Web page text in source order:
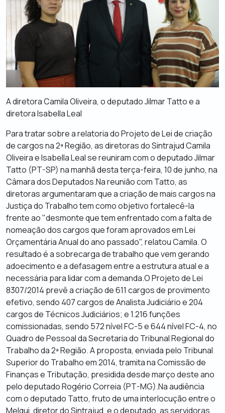
A diretora Camila Oliveira, o deputado Jilmar Tatto e a
diretora Isabella Leal
Para tratar sobre a relatoria do Projeto de Lei de criação
de cargos na 2ª Região, as diretoras do Sintrajud Camila
Oliveira e Isabella Leal se reuniram com o deputado Jilmar
Tatto (PT-SP) na manhã desta terça-feira, 10 de junho, na
Câmara dos Deputados.Na reunião com Tatto, as
diretoras argumentaram que a criação de mais cargos na
Justiça do Trabalho tem como objetivo fortalecê-la
frente ao "desmonte que tem enfrentado com a falta de
nomeação dos cargos que foram aprovados em Lei
Orçamentária Anual do ano passado", relatou Camila. O
resultado é a sobrecarga de trabalho que vem gerando
adoecimento e a defasagem entre a estrutura atual e a
necessária para lidar com a demanda.O Projeto de Lei
8307/2014 prevê a criação de 611 cargos de provimento
efetivo, sendo 407 cargos de Analista Judiciário e 204
cargos de Técnicos Judiciários; e 1.216 funções
comissionadas, sendo 572 nível FC-5 e 644 nível FC-4, no
Quadro de Pessoal da Secretaria do Tribunal Regional do
Trabalho da 2ª Região. A proposta, enviada pelo Tribunal
Superior do Trabalho em 2014, tramita na Comissão de
Finanças e Tributação, presidida desde março deste ano
pelo deputado Rogério Correia (PT-MG).Na audiência
com o deputado Tatto, fruto de uma interlocução entre o
Melqui, diretor do Sintrajud, e o deputado, as servidoras